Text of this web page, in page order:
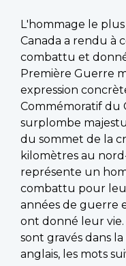
L'hommage le
Canada a rendu à
combattu et
Première Guerre
expression
Commémoratif du
surplombe
du sommet de la
kilomètres au
représente un
combattu pour
années de guerre
ont donné leur
sont gravés dans
anglais, les mots